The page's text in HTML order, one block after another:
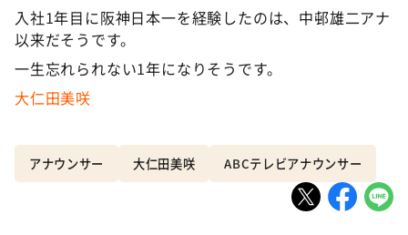
入社1年目に阪神日本一を経験したのは、中邨雄二アナ
以来だそうです。
一生忘れられない1年になりそうです。
大仁田美咲
アナウンサー 大仁田美咲 ABCテレビアナウンサー